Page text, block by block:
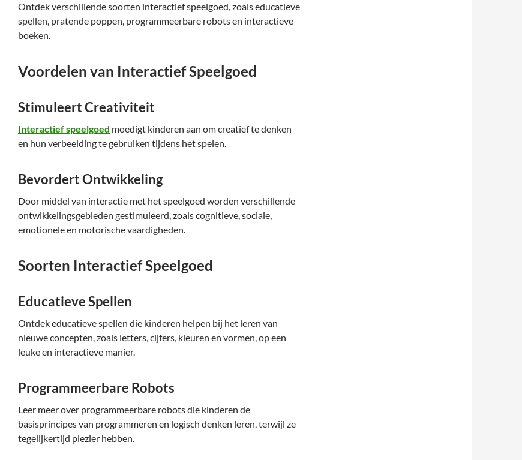
Ontdek verschillende soorten interactief speelgoed, zoals educatieve
spellen, pratende poppen, programmeerbare robots en interactieve
boeken.
Voordelen van Interactief Speelgoed
Stimuleert Creativiteit
Interactief speelgoed moedigt kinderen aan om creatief te denken
en hun verbeelding te gebruiken tijdens het spelen.
Bevordert Ontwikkeling
Door middel van interactie met het speelgoed worden verschillende
ontwikkelingsgebieden gestimuleerd, zoals cognitieve, sociale,
emotionele en motorische vaardigheden.
Soorten Interactief Speelgoed
Educatieve Spellen
Ontdek educatieve spellen die kinderen helpen bij het leren van
nieuwe concepten, zoals letters, cijfers, kleuren en vormen, op een
leuke en interactieve manier.
Programmeerbare Robots
Leer meer over programmeerbare robots die kinderen de
basisprincipes van programmeren en logisch denken leren, terwijl ze
tegelijkertijd plezier hebben.